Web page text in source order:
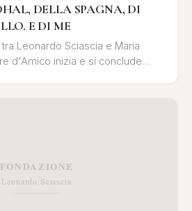
DELLA SPAGNA, DI
E DI ME
Leonardo Sciascia e Maria
d'Amico inizia e si conclude